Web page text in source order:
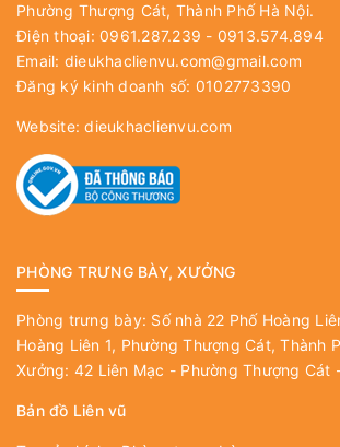
Phường Thượng Cát, Thành Phố Hà Nội.
Điện thoại: 0961.287.239 - 0913.574.894
Email: dieukhaclienvu.com@gmail.com
Đăng ký kinh doanh số: 0102773390
Website:dieukhaclienvu.com
PHÒNG TRƯNG BÀY, XƯỞNG
Phòng trưng bày: Số nhà 22 Phố Hoàng
Hoàng Liên 1, Phường Thượng Cát, Thành
Xưởng: 42 Liên Mạc - Phường Thượng Cát
Bản đồ Liên vũ